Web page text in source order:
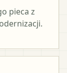
pieca z